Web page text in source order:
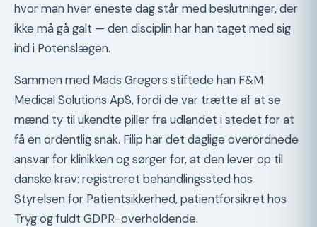
hvor man hver eneste dag står med beslutninger, der
ikke må gå galt — den disciplin har han taget med sig
ind i Potenslægen.
Sammen med Mads Gregers stiftede han F&M
Medical Solutions ApS, fordi de var trætte af at se
mænd ty til ukendte piller fra udlandet i stedet for at
få en ordentlig snak. Filip har det daglige overordnede
ansvar for klinikken og sørger for, at den lever op til
danske krav: registreret behandlingssted hos
Styrelsen for Patientsikkerhed, patientforsikret hos
Tryg og fuldt GDPR-overholdende.